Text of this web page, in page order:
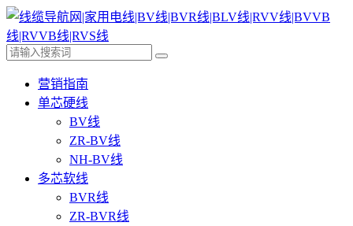
营销指南
单芯硬线
BV线
ZR-BV线
NH-BV线
多芯软线
BVR线
ZR-BVR线